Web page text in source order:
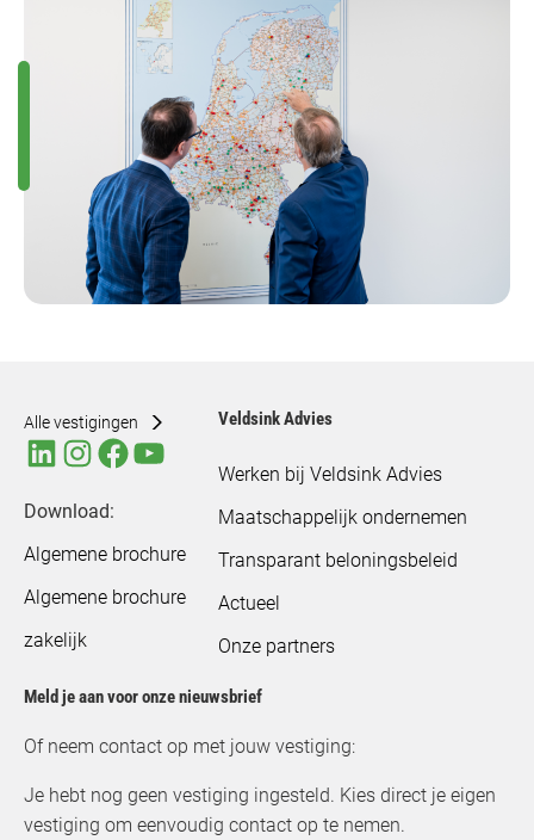
Alle vestigingen
Download:
Algemene brochure
Algemene brochure
zakelijk
Veldsink Advies
Werken bij Veldsink Advies
Maatschappelijk ondernemen
Transparant beloningsbeleid
Actueel
Onze partners
Meld je aan voor onze nieuwsbrief
Of neem contact op met jouw vestiging:
Je hebt nog geen vestiging ingesteld. Kies direct je eigen
vestiging om eenvoudig contact op te nemen.